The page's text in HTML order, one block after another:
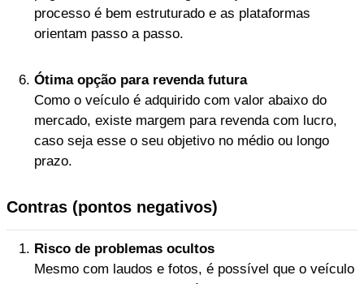
processo é bem estruturado e as plataformas
orientam passo a passo.
Ótima opção para revenda futura
Como o veículo é adquirido com valor abaixo do
mercado, existe margem para revenda com lucro,
caso seja esse o seu objetivo no médio ou longo
prazo.
Contras (pontos negativos)
Risco de problemas ocultos
Mesmo com laudos e fotos, é possível que o veículo